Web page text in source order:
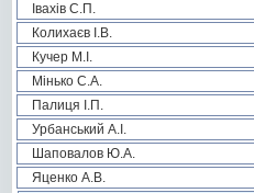
Івахів С.П.
Колихаєв І.В.
Кучер М.І.
Мінько С.А.
Палиця І.П.
Урбанський А.І.
Шаповалов Ю.А.
Яценко А.В.